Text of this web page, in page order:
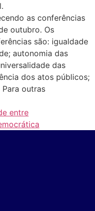
as conferências
outubro. Os
são: igualdade
autonomia das
das
dos atos públicos;
outras
entre